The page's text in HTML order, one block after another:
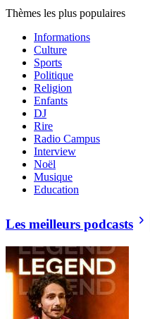
Thèmes les plus populaires
Informations
Culture
Sports
Politique
Religion
Enfants
DJ
Rire
Radio Campus
Interview
Noël
Musique
Education
Les meilleurs podcasts